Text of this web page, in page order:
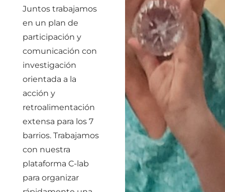
Juntos trabajamos
en un plan de
participación y
comunicación con
investigación
orientada a la
acción y
retroalimentación
extensa para los 7
barrios. Trabajamos
con nuestra
plataforma C-lab
para organizar